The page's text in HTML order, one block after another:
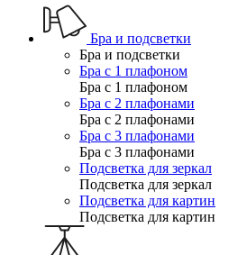
Бра и подсветки
Бра и подсветки
Бра с 1 плафоном
Бра с 1 плафоном
Бра с 2 плафонами
Бра с 2 плафонами
Бра с 3 плафонами
Бра с 3 плафонами
Подсветка для зеркал
Подсветка для зеркал
Подсветка для картин
Подсветка для картин